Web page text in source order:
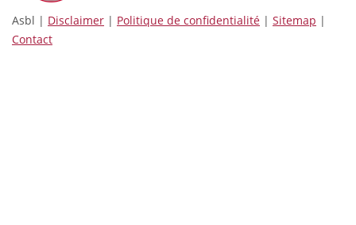
Asbl | Disclaimer | Politique de confidentialité | Sitemap |
Contact